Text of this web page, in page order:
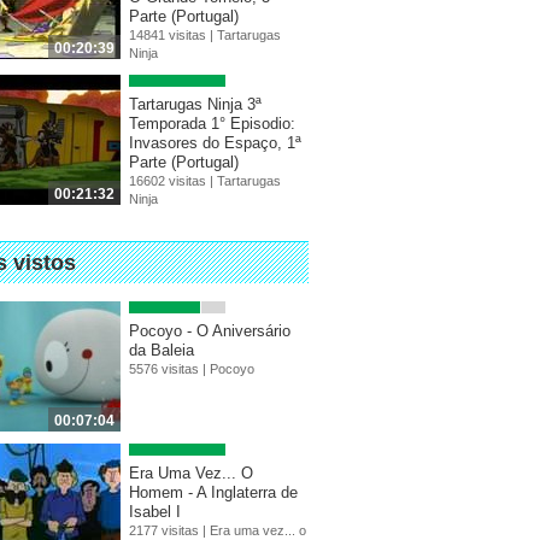
00:20:39
Parte (Portugal)
14841 visitas | Tartarugas
Ninja
00:21:32
Tartarugas Ninja 3ª
Temporada 1° Episodio:
Invasores do Espaço, 1ª
Parte (Portugal)
16602 visitas | Tartarugas
Ninja
vistos
00:07:04
Pocoyo - O Aniversário
da Baleia
5576 visitas | Pocoyo
Era Uma Vez... O
Homem - A Inglaterra de
Isabel I
2177 visitas | Era uma vez... o